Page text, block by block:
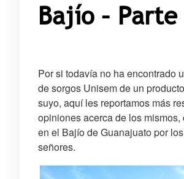
Bajío – Parte
Por si todavía no ha encontrado
de sorgos Unisem de un
suyo, aquí les reportamos más
opiniones acerca de los mismos,
en el Bajío de Guanajuato por
señores.